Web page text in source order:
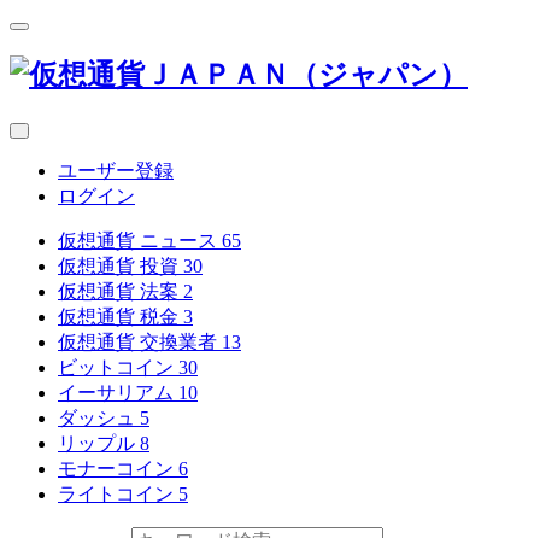
ユーザー登録
ログイン
仮想通貨 ニュース 65
仮想通貨 投資 30
仮想通貨 法案 2
仮想通貨 税金 3
仮想通貨 交換業者 13
ビットコイン 30
イーサリアム 10
ダッシュ 5
リップル 8
モナーコイン 6
ライトコイン 5